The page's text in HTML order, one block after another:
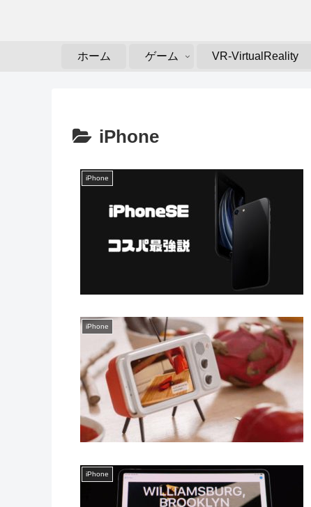
ホーム ゲーム VR-VirtualReality
iPhone
iPhone
iPhone
iPhone